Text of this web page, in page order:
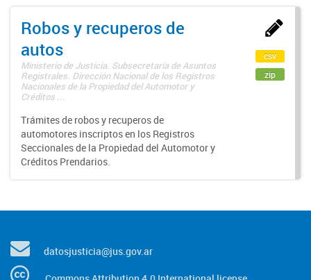
Robos y recuperos de
autos
Ministerio de Justicia. Subsecretaría de Asuntos
Registrales. Dirección Nacional de los Registros
Nacionales de la Propiedad del Automotor y
Créditos ...
Trámites de robos y recuperos de
automotores inscriptos en los Registros
Seccionales de la Propiedad del Automotor y
Créditos Prendarios.
csv
zip
datosjusticia@jus.gov.ar